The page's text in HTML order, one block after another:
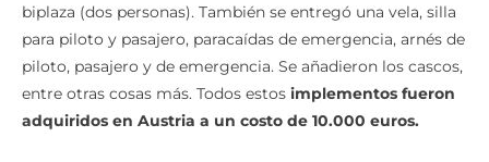
biplaza (dos personas). También se entregó una vela, silla
para piloto y pasajero, paracaídas de emergencia, arnés de
piloto, pasajero y de emergencia. Se añadieron los cascos,
entre otras cosas más. Todos estos implementos fueron
adquiridos en Austria a un costo de 10.000 euros.